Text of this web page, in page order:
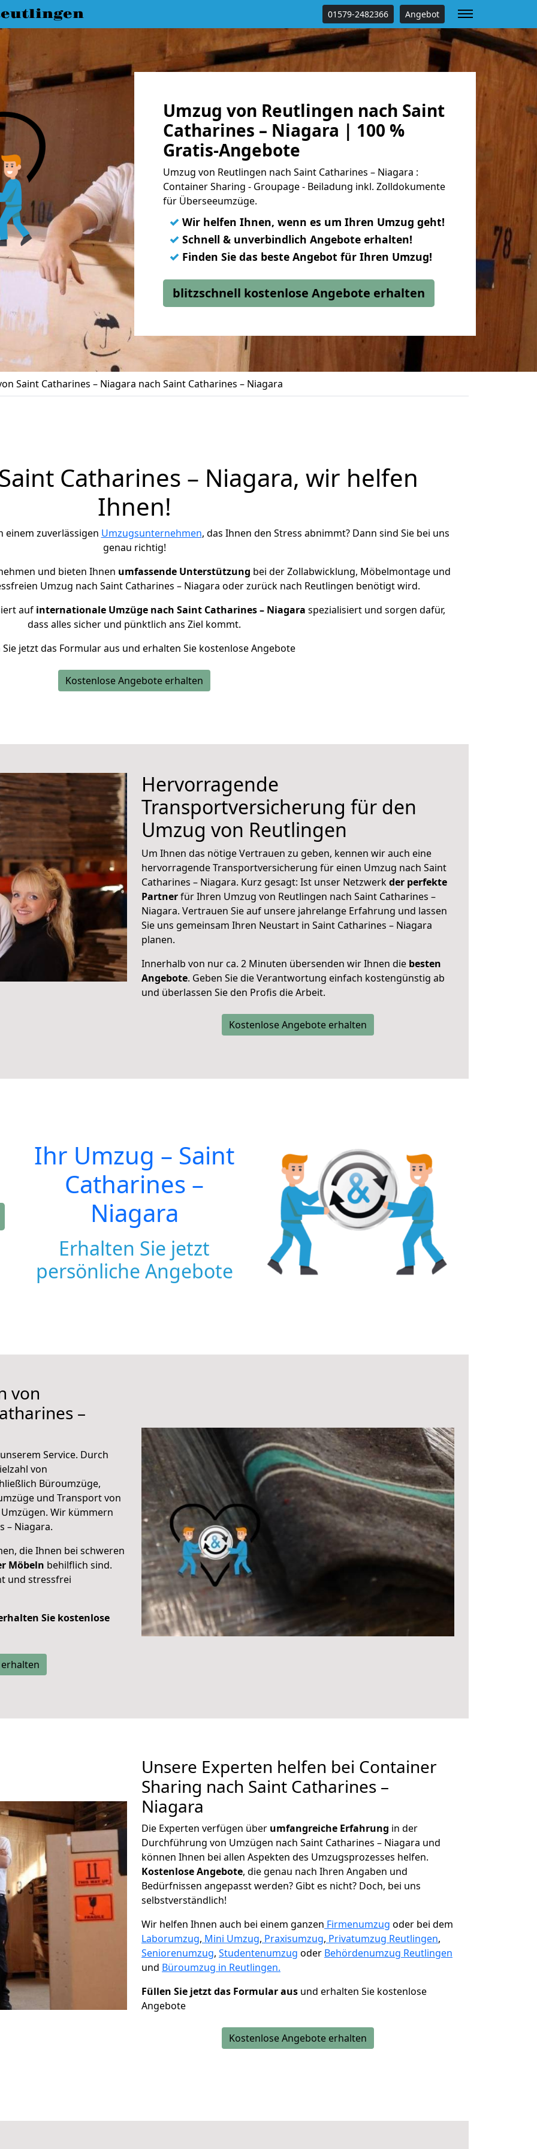
01579-2482366 Angebot
Umzug von Reutlingen nach Saint
Catharines – Niagara | 100 %
Gratis-Angebote
Umzug von Reutlingen nach Saint Catharines – Niagara :
Container Sharing - Groupage - Beiladung inkl. Zolldokumente
für Überseeumzüge.
✓ Wir helfen Ihnen, wenn es um Ihren Umzug geht!
✓ Schnell & unverbindlich Angebote erhalten!
✓ Finden Sie das beste Angebot für Ihren Umzug!
blitzschnell kostenlose Angebote erhalten
Saint Catharines – Niagara nach Saint Catharines – Niagara
Catharines – Niagara, wir helfen
Ihnen!
einem zuverlässigen Umzugsunternehmen, das Ihnen den Stress abnimmt? Dann sind Sie bei uns
genau richtig!
und bieten Ihnen umfassende Unterstützung bei der Zollabwicklung, Möbelmontage und
Umzug nach Saint Catharines – Niagara oder zurück nach Reutlingen benötigt wird.
auf internationale Umzüge nach Saint Catharines – Niagara spezialisiert und sorgen dafür,
dass alles sicher und pünktlich ans Ziel kommt.
Sie jetzt das Formular aus und erhalten Sie kostenlose Angebote
Kostenlose Angebote erhalten
Hervorragende
Transportversicherung für den
Umzug von Reutlingen
Um Ihnen das nötige Vertrauen zu geben, kennen wir auch eine
hervorragende Transportversicherung für einen Umzug nach Saint
Catharines – Niagara. Kurz gesagt: Ist unser Netzwerkder perfekte
Partnerfür Ihren Umzug von Reutlingen nach Saint Catharines –
Niagara. Vertrauen Sie auf unsere jahrelange Erfahrung und lassen
Sie uns gemeinsam Ihren Neustart in Saint Catharines – Niagara
planen.
Innerhalb von nur ca. 2 Minuten übersenden wir Ihnen die besten
Angebote. Geben Sie die Verantwortung einfach kostengünstig ab
und überlassen Sie den Profis die Arbeit.
Kostenlose Angebote erhalten
Ihr Umzug – Saint
Catharines –
Niagara
Erhalten Sie jetzt
persönliche Angebote
von
–
Service. Durch
von
Büroumzüge,
und Transport von
Wir kümmern
– Niagara.
die Ihnen bei schweren
Möbeln behilflich sind.
und stressfrei
Sie kostenlose
Unsere Experten helfen bei Container
Sharing nach Saint Catharines –
Niagara
Die Experten verfügen über umfangreiche Erfahrung in der
Durchführung von Umzügen nach Saint Catharines – Niagara und
können Ihnen bei allen Aspekten des Umzugsprozesses helfen.
Kostenlose Angebote, die genau nach Ihren Angaben und
Bedürfnissen angepasst werden? Gibt es nicht? Doch, bei uns
selbstverständlich!
Wir helfen Ihnen auch bei einem ganzen Firmenumzug oder bei dem
Laborumzug, Mini Umzug, Praxisumzug, Privatumzug Reutlingen,
Seniorenumzug, Studentenumzug oder Behördenumzug Reutlingen
und Büroumzug in Reutlingen.
Füllen Sie jetzt das Formular aus und erhalten Sie kostenlose
Angebote
Kostenlose Angebote erhalten